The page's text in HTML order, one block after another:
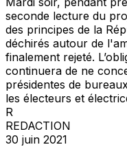
seconde lecture du
des principes de la
déchirés autour de
finalement rejeté.
continuera de ne
présidentes de
les électeurs et
R
REDACTION
30 juin 2021